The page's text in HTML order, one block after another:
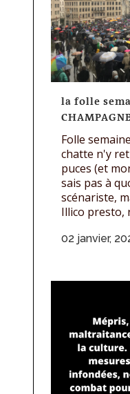
la folle
Folle
chatte n'y
puces (et
sais pas à
scénariste,
Illico presto,
02 janvier,